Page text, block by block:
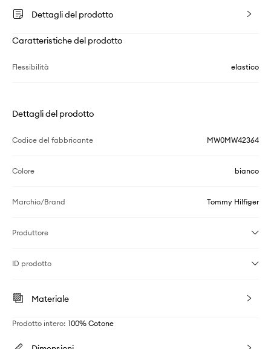
Dettagli del prodotto
Caratteristiche del prodotto
Flessibilità elastico
Dettagli del prodotto
Codice del fabbricante MW0MW42364
Colore bianco
Marchio/Brand Tommy Hilfiger
Produttore
ID prodotto
Materiale
Prodotto intero: 100% Cotone